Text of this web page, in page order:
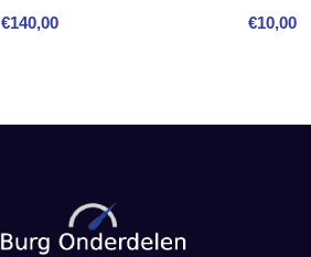
€140,00 €10,00